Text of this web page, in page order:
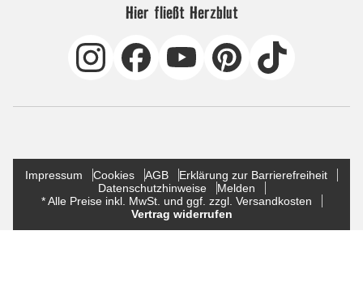
Hier fließt Herzblut
Impressum Cookies AGB
Erklärung zur Barrierefreiheit
Datenschutzhinweise
Melden
* Alle Preise inkl. MwSt. und ggf. zzgl. Versandkosten
Vertrag widerrufen